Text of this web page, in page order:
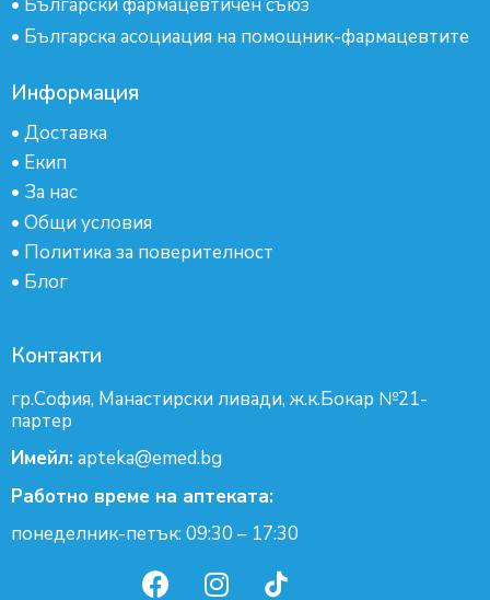
• Българска асоциация на помощник-фармацевтите
Информация
• Доставка
• Екип
• За нас
• Общи условия
• Политика за поверителност
• Блог
Контакти
гр.София, Манастирски ливади, ж.к.Бокар №21-
партер
Имейл:apteka@emed.bg
Работно време на аптеката:
понеделник-петък: 09:30 – 17:30